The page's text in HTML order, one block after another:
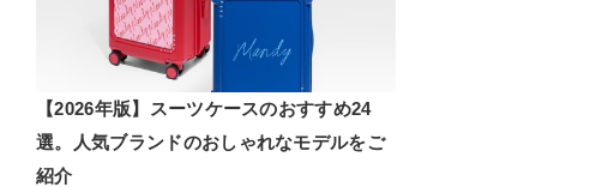
【2026年版】スーツケースのおすすめ24
選。人気ブランドのおしゃれなモデルをご
紹介